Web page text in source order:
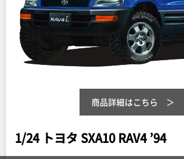
商品詳細はこちら
1/24 トヨタ SXA10 RAV4 ’94